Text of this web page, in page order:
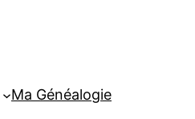
Ma Généalogie